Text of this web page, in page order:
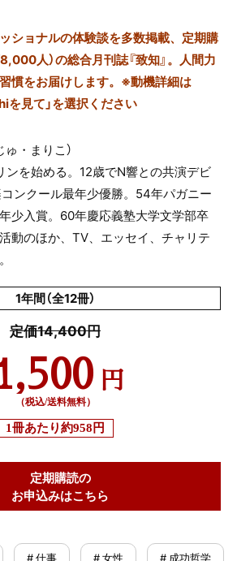
ショナルの体験談を多数掲載、定期購
人）の総合月刊誌『致知』。人間力
慣をお届けします。※動機詳細は
見て」を選択ください
・まりこ）
ンを始める。12歳でN響との共演デビ
ンクール最年少優勝。54年パガニー
少入賞。60年慶応義塾大学文学部卒
動のほか、TV、エッセイ、チャリテ
1年間（全12冊）
定価14,400円
円
（税込/送料無料）
1冊あたり約958円
定期購読の
お申込みはこちら
# 仕事 # 女性 # 成功哲学